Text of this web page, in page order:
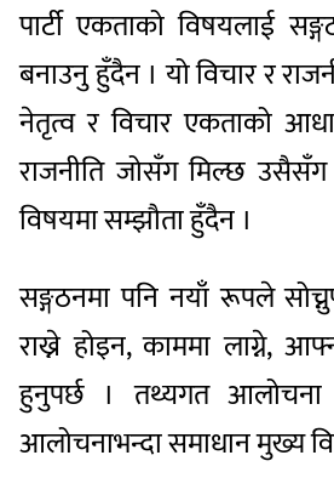
पार्टी एकताको विषयलाई
बनाउनु हुँदैन । यो विचार र
नेतृत्व र विचार एकताको
राजनीति जोसँग मिल्छ
विषयमा सम्झौता हुँदैन ।
सङ्गठनमा पनि नयाँ रूपले
राख्ने होइन, काममा लाग्ने,
हुनुपर्छ । तथ्यगत आलोचना
आलोचनाभन्दा समाधान मुख्य